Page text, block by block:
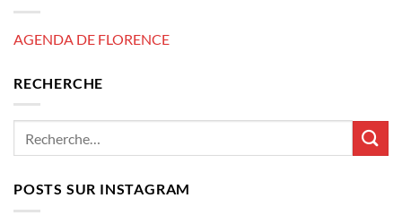
AGENDA DE FLORENCE
RECHERCHE
POSTS SUR INSTAGRAM